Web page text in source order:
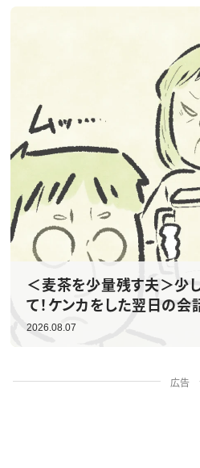
＜麦茶を少量残す夫＞少
て！ケンカをした翌日の
2026.08.07
広告